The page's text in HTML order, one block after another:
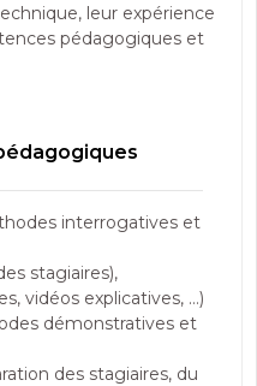
leur expérience
pédagogiques et
interrogatives et
stagiaires),
vidéos explicatives, …)
démonstratives et
des stagiaires, du